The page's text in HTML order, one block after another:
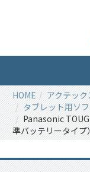
HOME アクテッ
タブレット用ソ
Panasonic
準バッテリータイプ）